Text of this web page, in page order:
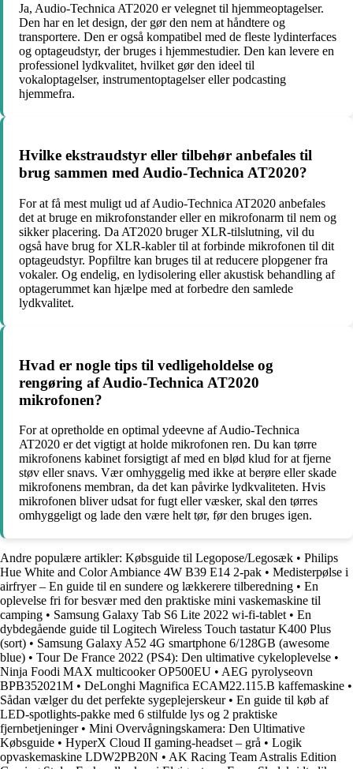
Ja, Audio-Technica AT2020 er velegnet til hjemmeoptagelser.
Den har en let design, der gør den nem at håndtere og
transportere. Den er også kompatibel med de fleste lydinterfaces
og optageudstyr, der bruges i hjemmestudier. Den kan levere en
professionel lydkvalitet, hvilket gør den ideel til
vokaloptagelser, instrumentoptagelser eller podcasting
hjemmefra.
Hvilke ekstraudstyr eller tilbehør anbefales til
brug sammen med Audio-Technica AT2020?
For at få mest muligt ud af Audio-Technica AT2020 anbefales
det at bruge en mikrofonstander eller en mikrofonarm til nem og
sikker placering. Da AT2020 bruger XLR-tilslutning, vil du
også have brug for XLR-kabler til at forbinde mikrofonen til dit
optageudstyr. Popfiltre kan bruges til at reducere plopgener fra
vokaler. Og endelig, en lydisolering eller akustisk behandling af
optagerummet kan hjælpe med at forbedre den samlede
lydkvalitet.
Hvad er nogle tips til vedligeholdelse og
rengøring af Audio-Technica AT2020
mikrofonen?
For at opretholde en optimal ydeevne af Audio-Technica
AT2020 er det vigtigt at holde mikrofonen ren. Du kan tørre
mikrofonens kabinet forsigtigt af med en blød klud for at fjerne
støv eller snavs. Vær omhyggelig med ikke at berøre eller skade
mikrofonens membran, da det kan påvirke lydkvaliteten. Hvis
mikrofonen bliver udsat for fugt eller væsker, skal den tørres
omhyggeligt og lade den være helt tør, før den bruges igen.
Andre populære artikler: Købsguide til Legopose/Legosæk • Philips
Hue White and Color Ambiance 4W B39 E14 2-pak • Medisterpølse i
airfryer – En guide til en sundere og lækkerere tilberedning • En
oplevelse fri for besvær med den praktiske mini vaskemaskine til
camping • Samsung Galaxy Tab S6 Lite 2022 wi-fi-tablet• En
dybdegående guide til Logitech Wireless Touch tastatur K400 Plus
(sort) • Samsung Galaxy A52 4G smartphone 6/128GB (awesome
blue) • Tour De France 2022 (PS4): Den ultimative cykeloplevelse •
Ninja Foodi MAX multicooker OP500EU • AEG pyrolyseovn
BPB352021M • DeLonghi Magnifica ECAM22.115.B kaffemaskine •
Sådan vælger du det perfekte sygeplejerskeur• En guide til køb af
LED-spotlights-pakke med 6 stilfulde lys og 2 praktiske
fjernbetjeninger• Mini Overvågningskamera: Den Ultimative
Købsguide • HyperX Cloud II gaming-headset – grå • Logik
opvaskemaskine LDW2PB20N • AK Racing Team Astralis Edition